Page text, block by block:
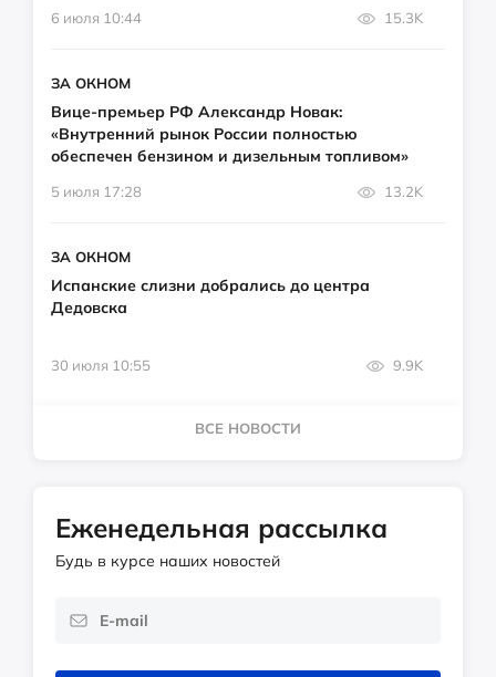
6 июля 10:44 15.3K
ЗА ОКНОМ
Вице-премьер РФ Александр Новак:
«Внутренний рынок России полностью
обеспечен бензином и дизельным топливом»
5 июля 17:28 13.2K
ЗА ОКНОМ
Испанские слизни добрались до центра
Дедовска
30 июля 10:55 9.9K
ВСЕ НОВОСТИ
Еженедельная рассылка
Будь в курсе наших новостей